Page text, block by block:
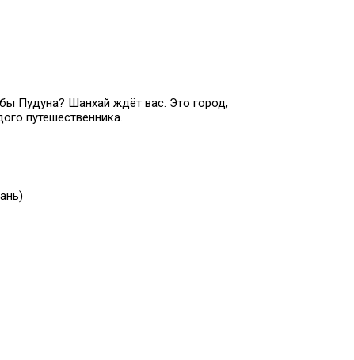
Пудуна? Шанхай ждёт вас. Это город,
путешественника.